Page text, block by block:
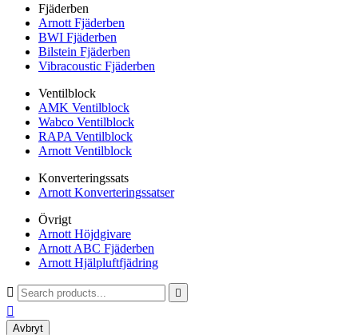
Fjäderben
Arnott Fjäderben
BWI Fjäderben
Bilstein Fjäderben
Vibracoustic Fjäderben
Ventilblock
AMK Ventilblock
Wabco Ventilblock
RAPA Ventilblock
Arnott Ventilblock
Konverteringssats
Arnott Konverteringssatser
Övrigt
Arnott Höjdgivare
Arnott ABC Fjäderben
Arnott Hjälpluftfjädring
 

Avbryt